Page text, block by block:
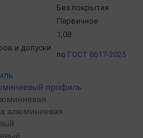
Без покрытия
Первичное
1,08
и допуски
по ГОСТ 8617-2025
профиль
алюминиевая